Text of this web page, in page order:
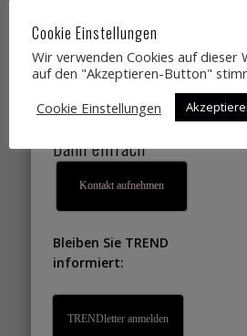
Farbtrends,
Wohntrends,
Lifestyletrends, die
Sie gut verkaufen?
Dann einfach
Kontakt aufnehmen
Bleiben Sie TREND
informiert:
TRENDletter anmelden
Cookie Einstellungen
Wir verwenden Cookies auf dieser
auf den "Akzeptieren-Button"
Cookie Einstellungen